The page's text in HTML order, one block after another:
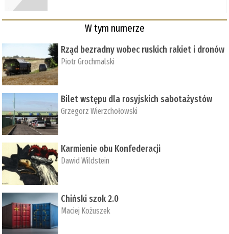
W tym numerze
Rząd bezradny wobec ruskich rakiet i dronów
Piotr Grochmalski
Bilet wstępu dla rosyjskich sabotażystów
Grzegorz Wierzchołowski
Karmienie obu Konfederacji
Dawid Wildstein
Chiński szok 2.0
Maciej Kożuszek